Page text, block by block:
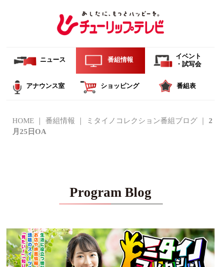
ニュース 番組情報
イベント
・試写会
アナウンス室 ショッピング 番組表
HOME 番組情報 ミタイノコレクション番組ブログ
2
月25日OA
Program Blog